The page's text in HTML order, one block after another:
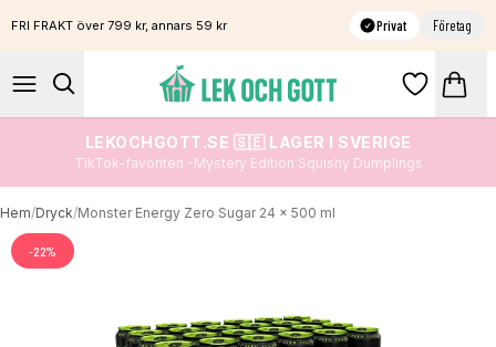
FRI FRAKT över 799 kr, annars 59 kr Privat Företag
LEKOCHGOTT.SE 🇸🇪 LAGER I SVERIGE
TikTok-favoriten -Mystery Edition Squishy Dumplings
Hem/Dryck/Monster Energy Zero Sugar 24 x 500 ml
-22%